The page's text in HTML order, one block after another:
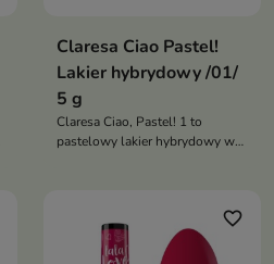
Claresa Ciao Pastel!
Lakier hybrydowy /01/
5 g
Claresa Ciao, Pastel! 1 to
pastelowy lakier hybrydowy w
stylizacji nawet do 3 tygodnifavorite_border